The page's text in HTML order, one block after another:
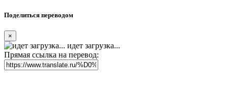
Поделиться переводом
×
идет загрузка...
Прямая ссылка на перевод: